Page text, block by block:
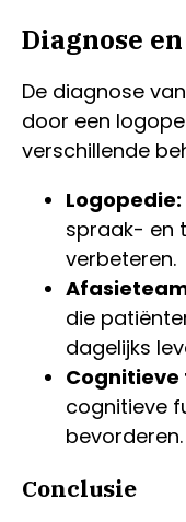
Diagnose
De diagnose
door een
verschillende
Logopedie:
spraak- en
verbeteren.
die
dagelijks
cognitieve
bevorderen.
Conclusie